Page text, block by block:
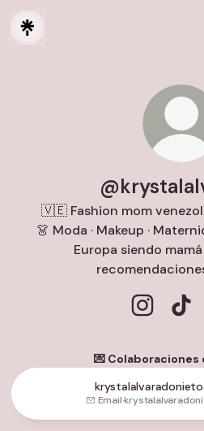
🇻🇪 Fashion mom
👗 Moda · Makeup ·
Europa siendo
💌 Colaboraciones
Email·